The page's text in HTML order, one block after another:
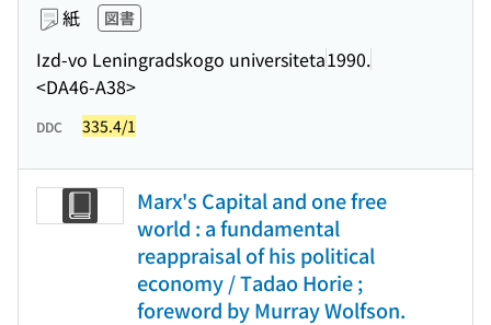
紙 図書
Izd-vo Leningradskogo universiteta1990.
<DA46-A38>
DDC 335.4/1
Marx's Capital and one free
world : a fundamental
reappraisal of his political
economy / Tadao Horie ;
foreword by Murray Wolfson.